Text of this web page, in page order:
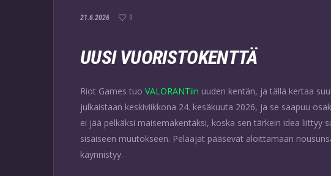
21.6.2026 0
UUSI VUORISTOKENTTÄ
Riot Games tuo VALORANTiin uuden kentän, ja tällä kertaa
julkaistaan keskiviikkona 24. kesäkuuta 2026, ja se saapuu
ei jää pelkäksi maisemakentäksi, koska sen tärkein idea liittyy
sisäiseen muutokseen. Pelaajat pääsevät aloittamaan
käynnistyy.